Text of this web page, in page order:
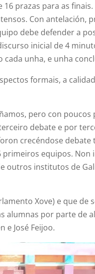
prazas para as
Con antelación,
debe defender a
inicial de 4
unha, e unha
formais, a
pero con
debate e por
crecéndose
primeiros equipos.
institutos de
Xove) e que de
por parte de
e José Feijoo.